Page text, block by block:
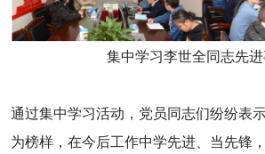
集中学习李世全同志先
通过集中学习活动，党员同志们纷纷表
为榜样，在今后工作中学先进、当先锋